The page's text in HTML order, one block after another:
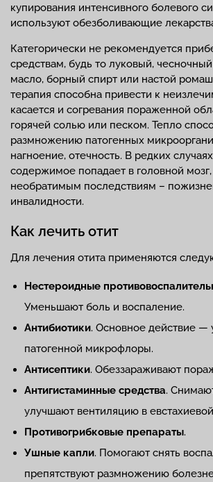
купирования интенсивного болевого
используют обезболивающие
Категорически не рекомендуется
средствам, будь то луковый,
масло, борный спирт или настой
терапия способна привести к
касается и согревания пораженной
горячей солью или песком. Тепло
размножению патогенных
нагноение, отечность. В редких
содержимое попадает в головной
необратимым последствиям –
инвалидности.
Как лечить отит
Для лечения отита применяются
Нестероидные
Уменьшают боль и воспаление.
Антибиотики. Основное действие —
патогенной микрофлоры.
Антисептики. Обеззараживают
Антигистаминные средства.
улучшают вентиляцию в
Противогрибковые препараты.
Ушные капли. Помогают снять
препятствуют размножению